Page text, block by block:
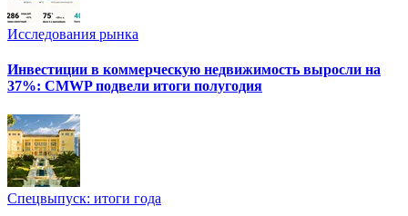
Исследования рынка
Инвестиции в коммерческую недвижимость выросли на
37%: CMWP подвели итоги полугодия
Спецвыпуск: итоги года